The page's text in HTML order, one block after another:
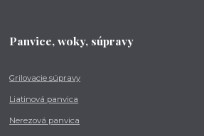
Panvice, woky, súpravy
Grilovacie súpravy
Liatinová panvica
Nerezová panvica